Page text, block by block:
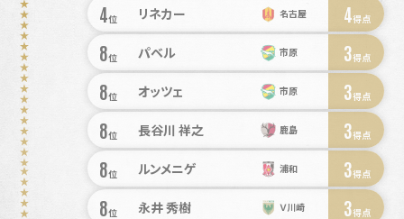
4位 リネカー 名古屋 4得点
8位 パベル 市原 3得点
8位 オッツェ 市原 3得点
8位 長谷川 祥之 鹿島 3得点
8位 ルンメニゲ 浦和 3得点
8位 永井 秀樹 Ｖ川崎 3得点